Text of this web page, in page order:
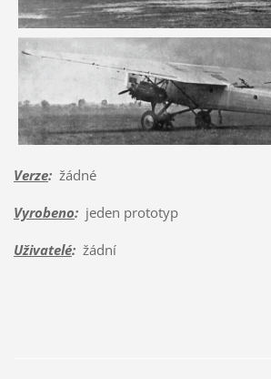
Verze:žádné
Vyrobeno:jeden prototyp
Uživatelé:žádní